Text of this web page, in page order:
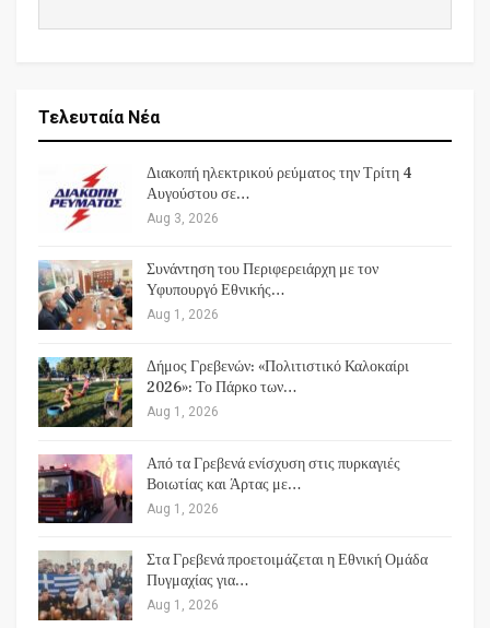
Τελευταία Νέα
Διακοπή ηλεκτρικού ρεύματος την Τρίτη 4
Αυγούστου σε…
Aug 3, 2026
Συνάντηση του Περιφερειάρχη με τον
Υφυπουργό Εθνικής…
Aug 1, 2026
Δήμος Γρεβενών: «Πολιτιστικό Καλοκαίρι
2026»: Το Πάρκο των…
Aug 1, 2026
Από τα Γρεβενά ενίσχυση στις πυρκαγιές
Βοιωτίας και Άρτας με…
Aug 1, 2026
Στα Γρεβενά προετοιμάζεται η Εθνική Ομάδα
Πυγμαχίας για…
Aug 1, 2026